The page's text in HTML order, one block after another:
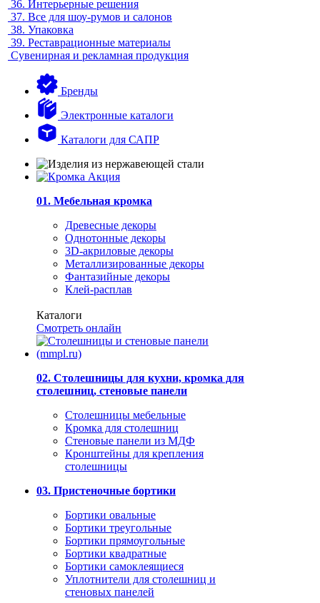
36. Интерьерные решения
37. Все для шоу-румов и салонов
38. Упаковка
39. Реставрационные материалы
Сувенирная и рекламная продукция
Бренды
Электронные каталоги
Каталоги для САПР
01. Мебельная кромка
Древесные декоры
Однотонные декоры
3D-акриловые декоры
Металлизированные декоры
Фантазийные декоры
Клей-расплав
Каталоги
Смотреть онлайн
02. Столешницы для кухни, кромка для
столешниц, стеновые панели
Столешницы мебельные
Кромка для столешниц
Стеновые панели из МДФ
Кронштейны для крепления
столешницы
03. Пристеночные бортики
Бортики овальные
Бортики треугольные
Бортики прямоугольные
Бортики квадратные
Бортики самоклеящиеся
Уплотнители для столешниц и
стеновых панелей